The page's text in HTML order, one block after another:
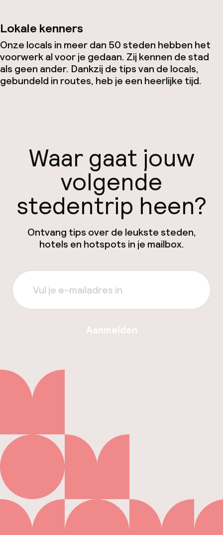
Lokale kenners
Onze locals in meer dan 50 steden hebben het
voorwerk al voor je gedaan. Zij kennen de stad
als geen ander. Dankzij de tips van de locals,
gebundeld in routes, heb je een heerlijke tijd.
Waar gaat jouw
volgende
stedentrip heen?
Ontvang tips over de leukste steden,
hotels en hotspots in je mailbox.
Aanmelden